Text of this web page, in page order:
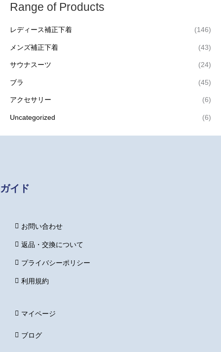
Range of Products
レディース補正下着 (146)
メンズ補正下着 (43)
サウナスーツ (24)
ブラ (45)
アクセサリー (6)
Uncategorized (6)
ガイド
お問い合わせ
返品・交換について
プライバシーポリシー
利用規約
マイページ
ブログ